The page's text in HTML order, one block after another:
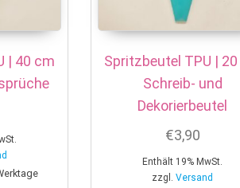
| 40 cm
Spritzbeutel TPU |
Schreib- und
Dekorierbeutel
€3,90
Enthält 19% MwSt.
zzgl.Versand